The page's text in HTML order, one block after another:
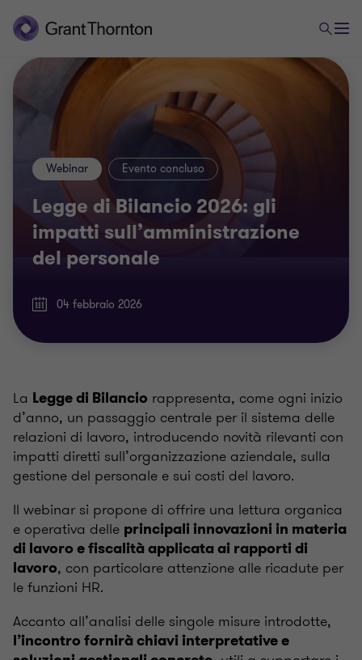
Legge di Bilancio 2026: gli
impatti sull’amministrazione
del personale
Webinar Evento concluso
04 febbraio 2026
La Legge di Bilancio rappresenta, come ogni inizio
d’anno, un passaggio centrale per il sistema delle
relazioni di lavoro, introducendo novità rilevanti con
impatti diretti sull’organizzazione aziendale, sulla
gestione del personale e sui costi del lavoro.
Il webinar si propone di offrire una lettura organica
e operativa delle principali innovazioni in materia
di lavoro e fiscalità applicata ai rapporti di
lavoro, con particolare attenzione alle ricadute per
le funzioni HR.
Accanto all’analisi delle singole misure introdotte,
l’incontro fornirà chiavi interpretative e